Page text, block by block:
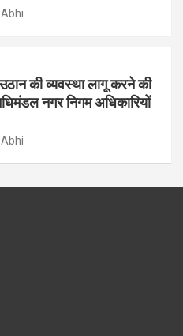
की व्यवस्था लागू करने की
नगर निगम अधिकारियों